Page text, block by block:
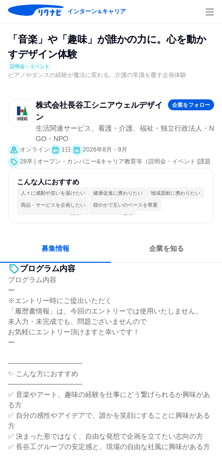
インターン＆キャリア
「音楽」や「趣味」が誰かの力に。心を動か
すデザイン体験
説明会・イベント
ピアノやダンスの経験が魔法に変わる。介護の常識を覆す企画体験
株式会社長谷工シニアウェルデザイ
ン
企業をフォロー
生活関連サービス、看護・介護、福祉・独立行政法人・N
GO・NPO
オンライン 1日
2026年8月・9月
28卒 | オープン・カンパニー&キャリア教育等（説明会・イベント [課題
こんな人におすすめ
人々に感動や笑いを届けたい 健康促進に携わりたい 地域貢献に携わりたい
商品・サービスを企画したい 穏やかで互いのペースを尊重
コミュニケーションが活発 チームワークを重視
募集情報 企業を知る
プログラム内容
プログラム内容
ー
※エントリー時にご提出いただく
「履歴書情報」は、今回のエントリーでは使用いたしません。
未入力・未完成でも、問題ございませんので
お気軽にエントリー頂けますと幸いです！
ー
───────────────
✨ こんな方におすすめ
───────────────
✅ 音楽やアート、趣味の経験を仕事にどう繋げられるか興味があ
る方
✅ 自分の感性やアイデアで、誰かを笑顔にすることに興味がある
方
✅ 決まった形ではなく、自由な発想で企画を立てたい志向の方
✅ 長谷工グループの安定感と、現場の自由な社風に興味がある方